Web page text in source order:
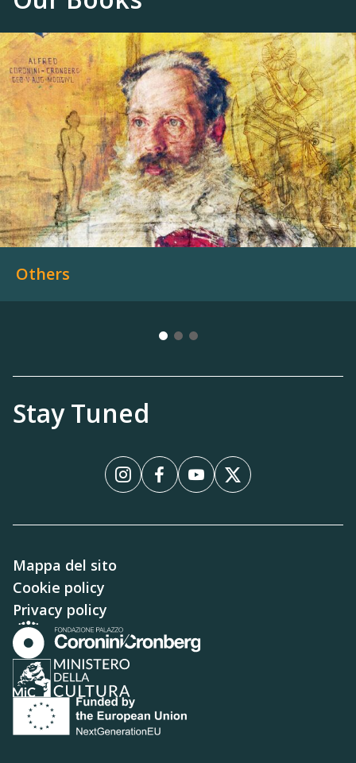
Others
Stay Tuned
InstagramFacebookYouTube
X
Mappa del sito
Cookie policy
Privacy policy